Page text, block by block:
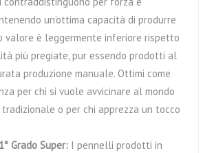
un’ottima capacità di produrre
valore è leggermente inferiore rispetto
più pregiate, pur essendo prodotti al
produzione manuale. Ottimi come
per chi si vuole avvicinare al mondo
o per chi apprezza un tocco
Grado Super: I pennelli prodotti in